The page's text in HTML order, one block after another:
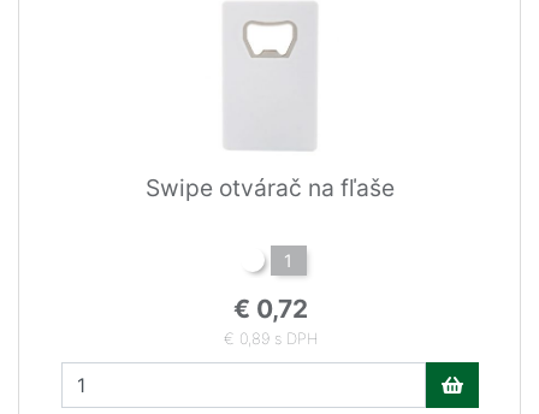
Swipe otvárač na fľaše
1
€ 0,72
€ 0,89 s DPH